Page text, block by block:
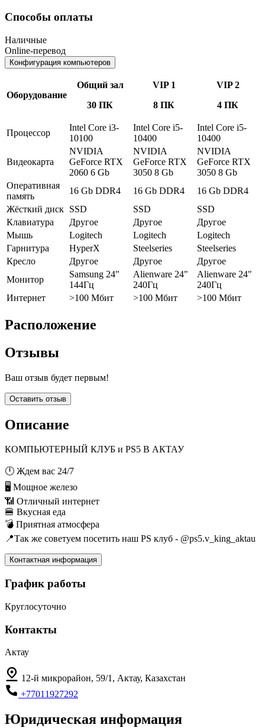
Способы оплаты
Наличные
Online-перевод
Конфигурация компьютеров
Оборудование
Общий зал
30 ПК
VIP 1
8 ПК
VIP 2
4 ПК
Процессор
Intel Core i3-
10100
Intel Core i5-
10400
Intel Core i5-
10400
Видеокарта
NVIDIA
GeForce RTX
2060 6 Gb
NVIDIA
GeForce RTX
3050 8 Gb
NVIDIA
GeForce RTX
3050 8 Gb
Оперативная
память
16 Gb DDR4 16 Gb DDR4
16 Gb DDR4
Жёсткий диск SSD SSD
SSD
Клавиатура
Другое Другое
Другое
Мышь
Logitech Logitech
Logitech
Гарнитура
HyperX Steelseries
Steelseries
Кресло
Другое Другое
Другое
Монитор
Samsung 24"
144Гц
Alienware 24"
240Гц
Alienware 24"
240Гц
Интернет
>100 Мбит >100 Мбит >100 Мбит
Расположение
Отзывы
Ваш отзыв будет первым!
Оставить отзыв
Описание
КОМПЬЮТЕРНЫЙ КЛУБ и PS5 В АКТАУ
🕛 Ждем вас 24/7
🖥️ Мощное железо
📶 Отличный интернет
🍔 Вкусная еда
💣 Приятная атмосфера
📍Так же советуем посетить наш PS клуб - @ps5.v_king_aktau
Контактная информация
График работы
Круглосуточно
Контакты
Актау
12-й микрорайон, 59/1, Актау, Казахстан
+77011927292
Юридическая информация